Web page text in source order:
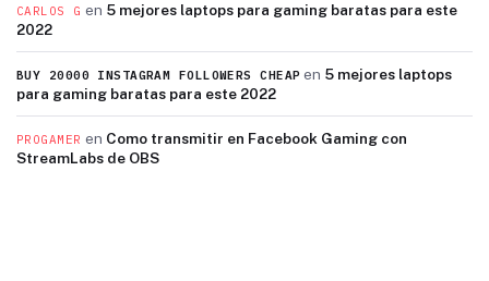
CARLOS G en 5 mejores laptops para gaming baratas para este
2022
BUY 20000 INSTAGRAM FOLLOWERS CHEAP en 5 mejores laptops
para gaming baratas para este 2022
PROGAMER en Como transmitir en Facebook Gaming con
StreamLabs de OBS